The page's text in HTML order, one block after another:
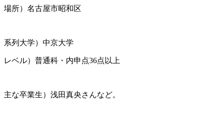
場所）名古屋市昭和区
系列大学）中京大学
レベル）普通科・内申点36点以上
主な卒業生）浅田真央さんなど。